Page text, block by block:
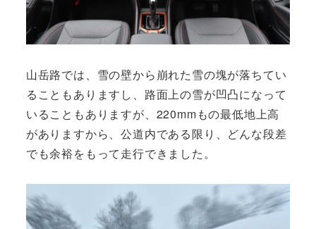
山岳路では、雪の壁から崩れた雪の塊が落ちてい
ることもありますし、路面上の雪が凹凸になって
いることもありますが、220mmもの最低地上高
がありますから、公道内である限り、どんな段差
でも余裕をもって走行できました。